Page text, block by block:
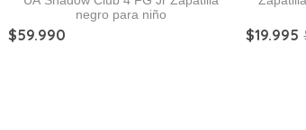
negro para niño
$59.990 $19.995